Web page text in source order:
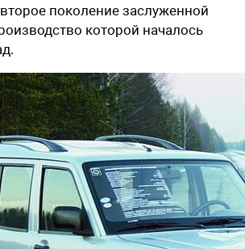
поколение заслуженной
которой началось